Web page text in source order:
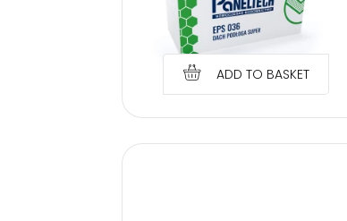
€1.48
ADD TO BASKET